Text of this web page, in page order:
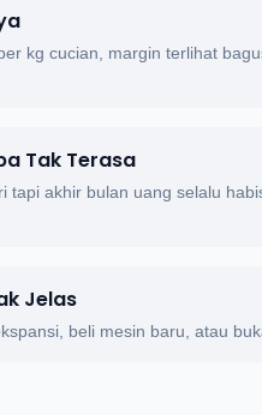
kg cucian, margin terlihat
Tak Terasa
tapi akhir bulan uang selalu
Jelas
beli mesin baru, atau